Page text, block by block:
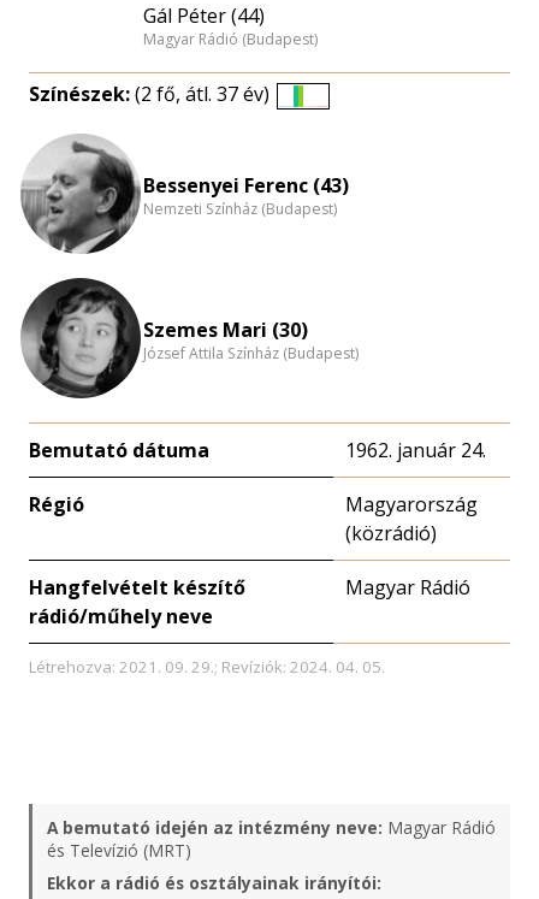
Gál Péter (44)
Magyar Rádió (Budapest)
Színészek:(2 fő, átl. 37 év)
nagyítása
Bessenyei Ferenc (43)
Nemzeti Színház (Budapest)
Szemes Mari (30)
József Attila Színház (Budapest)
Bemutató dátuma 1962. január 24.
Régió
Magyarország
(közrádió)
Hangfelvételt készítő
rádió/műhely neve
Magyar Rádió
Létrehozva: 2021. 09. 29.; Revíziók: 2024. 04. 05.
A bemutató idején az intézmény neve: Magyar Rádió
és Televízió (MRT)
Ekkor a rádió és osztályainak irányítói: